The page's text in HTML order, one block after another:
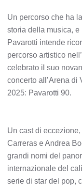
Un percorso che ha
storia della musica,
Pavarotti intende
percorso artistico
celebrato il suo
concerto all’Arena di
2025: Pavarotti 90.
Un cast di
Carreras e Andrea
grandi nomi del
internazionale del
serie di star del pop,